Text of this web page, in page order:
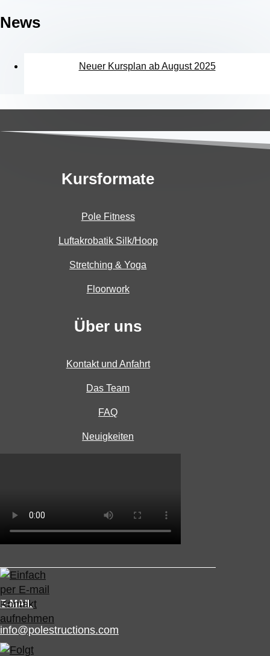
News
Neuer Kursplan ab August 2025
Kursformate
Pole Fitness
Luftakrobatik Silk/Hoop
Stretching & Yoga
Floorwork
Über uns
Kontakt und Anfahrt
Das Team
FAQ
Neuigkeiten
E-MAIL
info@polestructions.com